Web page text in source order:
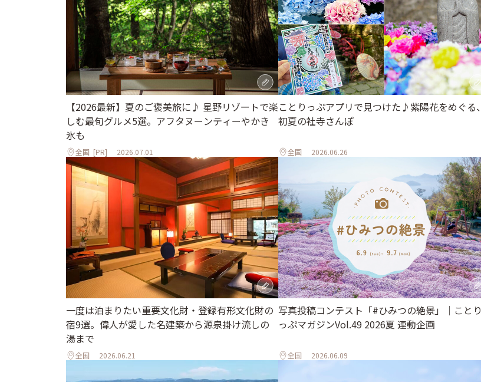
【2026最新】夏のご褒美旅に♪ 星野リゾートで楽
しむ最旬グルメ5選。アフタヌーンティーやかき
氷も
全国 [PR] 2026.07.01
ことりっぷアプリで見つけた♪紫陽花をめぐる、
初夏の社寺さんぽ
全国 2026.06.26
一度は泊まりたい重要文化財・登録有形文化財の
宿9選。偉人が愛した名建築から源泉掛け流しの
湯まで
全国 2026.06.21
写真投稿コンテスト「#ひみつの絶景」｜ことり
っぷマガジンVol.49 2026夏 連動企画
全国 2026.06.09